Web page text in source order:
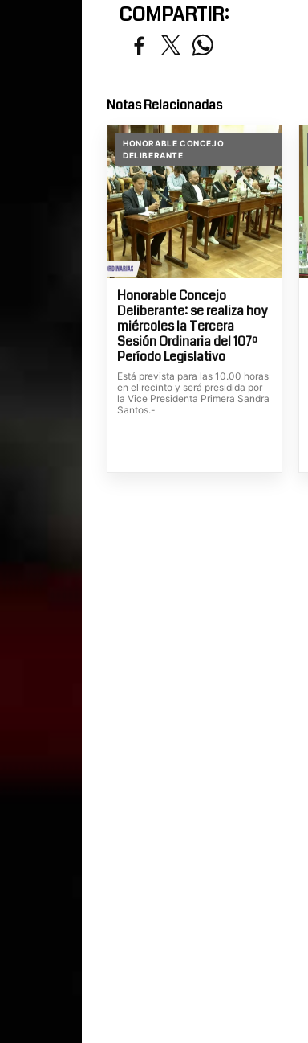
COMPARTIR:
Notas Relacionadas
HONORABLE CONCEJO
DELIBERANTE
Honorable Concejo
Deliberante: se realiza hoy
miércoles la Tercera
Sesión Ordinaria del 107º
Período Legislativo
Está prevista para las 10.00 horas
en el recinto y será presidida por
la Vice Presidenta Primera Sandra
Santos.-